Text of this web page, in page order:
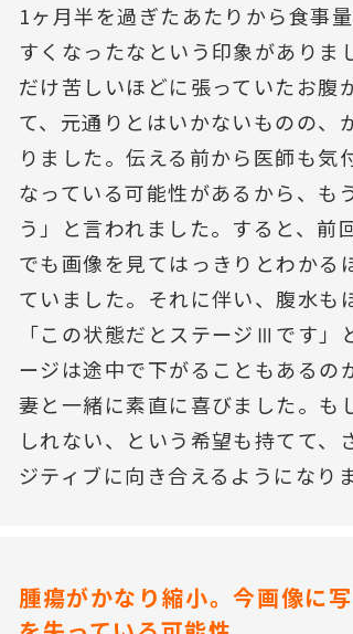
1ヶ月半を過ぎたあたりから食事
すくなったなという印象がありま
だけ苦しいほどに張っていたお腹
て、元通りとはいかないものの、
りました。伝える前から医師も気
なっている可能性があるから、も
う」と言われました。すると、前
でも画像を見てはっきりとわかる
ていました。それに伴い、腹水も
「この状態だとステージⅢです」
ージは途中で下がることもあるの
妻と一緒に素直に喜びました。も
しれない、という希望も持てて、
ジティブに向き合えるようになり
腫瘍がかなり縮小。今画像に